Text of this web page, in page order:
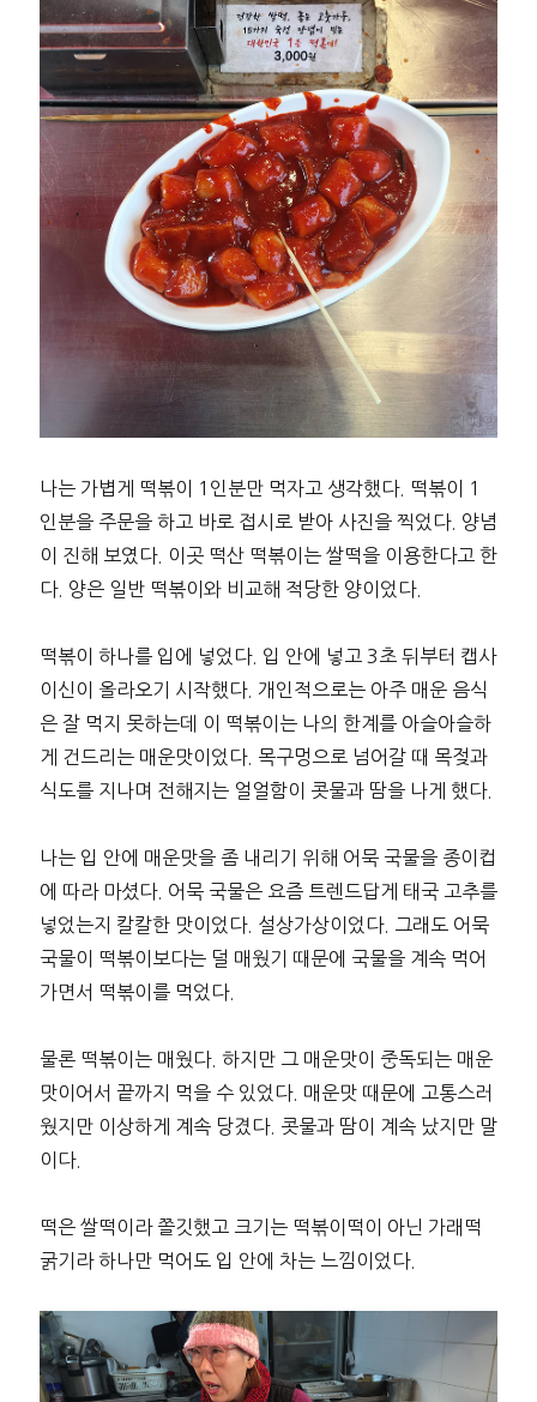
나는 가볍게 떡볶이 1인분만 먹자고 생각했다. 떡볶이 1
인분을 주문을 하고 바로 접시로 받아 사진을 찍었다. 양념
이 진해 보였다. 이곳 떡산 떡볶이는 쌀떡을 이용한다고 한
다. 양은 일반 떡볶이와 비교해 적당한 양이었다.
떡볶이 하나를 입에 넣었다. 입 안에 넣고 3초 뒤부터 캡사
이신이 올라오기 시작했다. 개인적으로는 아주 매운 음식
은 잘 먹지 못하는데 이 떡볶이는 나의 한계를 아슬아슬하
게 건드리는 매운맛이었다. 목구멍으로 넘어갈 때 목젖과
식도를 지나며 전해지는 얼얼함이 콧물과 땀을 나게 했다.
나는 입 안에 매운맛을 좀 내리기 위해 어묵 국물을 종이컵
에 따라 마셨다. 어묵 국물은 요즘 트렌드답게 태국 고추를
넣었는지 칼칼한 맛이었다. 설상가상이었다. 그래도 어묵
국물이 떡볶이보다는 덜 매웠기 때문에 국물을 계속 먹어
가면서 떡볶이를 먹었다.
물론 떡볶이는 매웠다. 하지만 그 매운맛이 중독되는 매운
맛이어서 끝까지 먹을 수 있었다. 매운맛 때문에 고통스러
웠지만 이상하게 계속 당겼다. 콧물과 땀이 계속 났지만 말
이다.
떡은 쌀떡이라 쫄깃했고 크기는 떡볶이떡이 아닌 가래떡
굵기라 하나만 먹어도 입 안에 차는 느낌이었다.